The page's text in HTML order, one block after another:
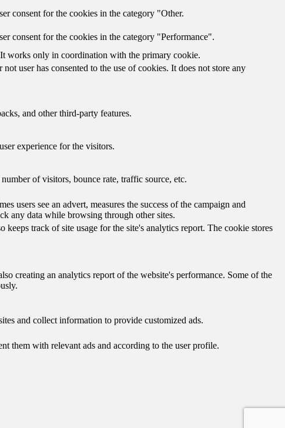
consent for the cookies in the category "Other.
consent for the cookies in the category "Performance".
works only in coordination with the primary cookie.
user has consented to the use of cookies. It does not store any
and other third-party features.
experience for the visitors.
of visitors, bounce rate, traffic source, etc.
users see an advert, measures the success of the campaign and
any data while browsing through other sites.
track of site usage for the site's analytics report. The cookie stores
creating an analytics report of the website's performance. Some of the
and collect information to provide customized ads.
them with relevant ads and according to the user profile.